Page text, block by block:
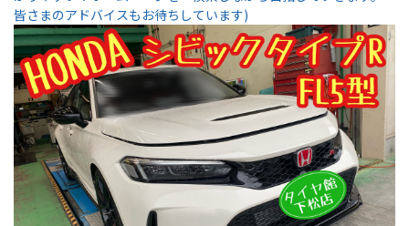
皆さまのアドバイスもお待ちしています)